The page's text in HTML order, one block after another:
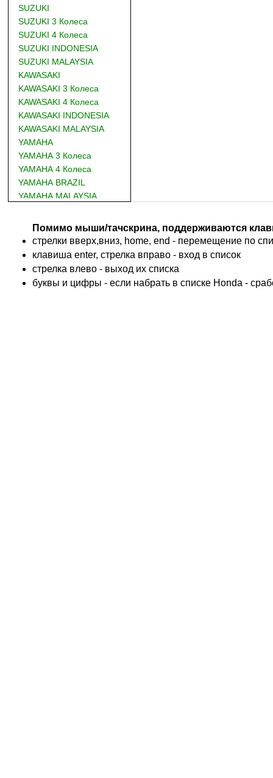
SUZUKI
SUZUKI 3 Колеса
SUZUKI 4 Колеса
SUZUKI INDONESIA
SUZUKI MALAYSIA
KAWASAKI
KAWASAKI 3 Колеса
KAWASAKI 4 Колеса
KAWASAKI INDONESIA
KAWASAKI MALAYSIA
YAMAHA
YAMAHA 3 Колеса
YAMAHA 4 Колеса
YAMAHA BRAZIL
YAMAHA MALAYSIA
BMW
ADIVA
ADLY
Помимо мыши/тачскрина, поддерживаются
стрелки вверх,вниз, home, end - перемещение по
клавиша enter, стрелка вправо - вход в список
cтрелка влево - выход их списка
буквы и цифры - если набрать в списке Honda -